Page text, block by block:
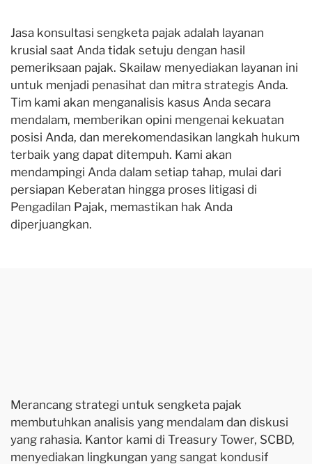
Jasa konsultasi sengketa pajak adalah layanan
krusial saat Anda tidak setuju dengan hasil
pemeriksaan pajak. Skailaw menyediakan layanan ini
untuk menjadi penasihat dan mitra strategis Anda.
Tim kami akan menganalisis kasus Anda secara
mendalam, memberikan opini mengenai kekuatan
posisi Anda, dan merekomendasikan langkah hukum
terbaik yang dapat ditempuh. Kami akan
mendampingi Anda dalam setiap tahap, mulai dari
persiapan Keberatan hingga proses litigasi di
Pengadilan Pajak, memastikan hak Anda
diperjuangkan.
Merancang strategi untuk sengketa pajak
membutuhkan analisis yang mendalam dan diskusi
yang rahasia. Kantor kami di Treasury Tower, SCBD,
menyediakan lingkungan yang sangat kondusif